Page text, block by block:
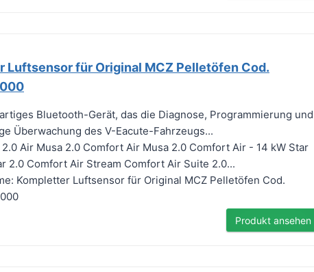
Luftsensor für Original MCZ Pelletöfen Cod.
Bluetooth-Gerät, das die Diagnose, Programmierung und
Überwachung des V-Eacute-Fahrzeugs...
2.0 Air Musa 2.0 Comfort Air Musa 2.0 Comfort Air - 14 kW Star
2.0 Comfort Air Stream Comfort Air Suite 2.0...
Kompletter Luftsensor für Original MCZ Pelletöfen Cod.
Produkt ansehen